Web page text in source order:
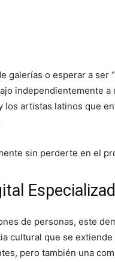
galerías o esperar a ser
independientemente a
artistas latinos que
sin perderte en el
de personas, este
cultural que se
pero también una